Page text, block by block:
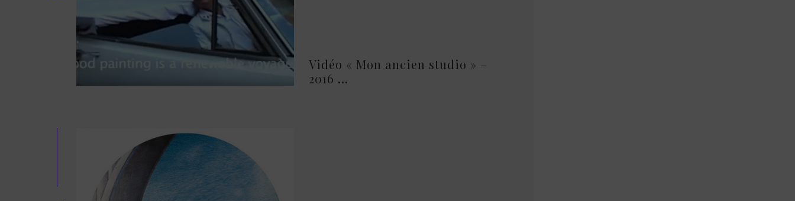
Vidéo « Mon ancien studio » –
2016